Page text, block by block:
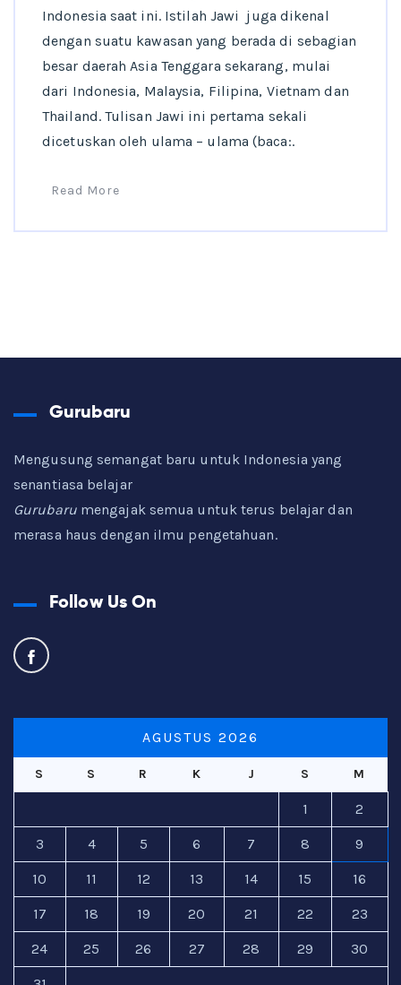
Indonesia saat ini. Istilah Jawi juga dikenal
dengan suatu kawasan yang berada di sebagian
besar daerah Asia Tenggara sekarang, mulai
dari Indonesia, Malaysia, Filipina, Vietnam dan
Thailand. Tulisan Jawi ini pertama sekali
dicetuskan oleh ulama – ulama (baca:.
Read More
Gurubaru
Mengusung semangat baru untuk Indonesia yang
senantiasa belajar
Gurubarumengajak semua untuk terus belajar dan
merasa haus dengan ilmu pengetahuan.
Follow Us On
AGUSTUS 2026
S S R K J S M
1 2
3 4 5 6 7 8 9
10 11 12 13 14 15 16
17 18 19 20 21 22 23
24 25 26 27 28 29 30